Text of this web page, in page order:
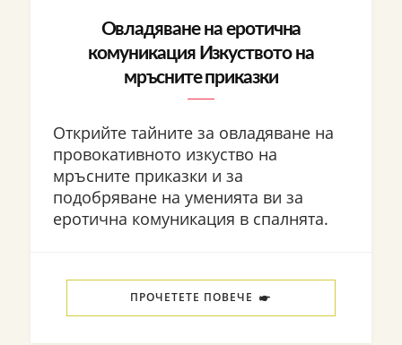
Овладяване на еротична
комуникация Изкуството на
мръсните приказки
Открийте тайните за овладяване на
провокативното изкуство на
мръсните приказки и за
подобряване на уменията ви за
еротична комуникация в спалнята.
ПРОЧЕТЕТЕ ПОВЕЧЕ